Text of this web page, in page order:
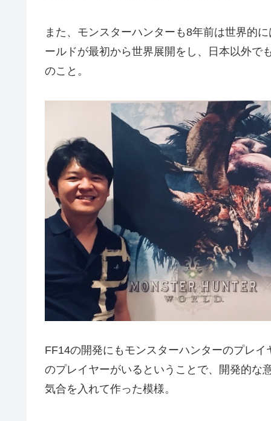
また、モンスターハンターも8年前は世界的
ールドが最初から世界展開をし、日本以外で
のこと。
FF14の開発にもモンスターハンターのプレ
のプレイヤーがいるということで、開発的な
気合を入れて作った模様。